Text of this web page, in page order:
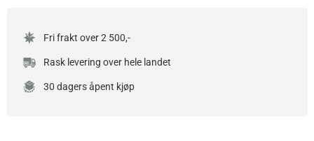
Fri frakt over 2 500,-
Rask levering over hele landet
30 dagers åpent kjøp